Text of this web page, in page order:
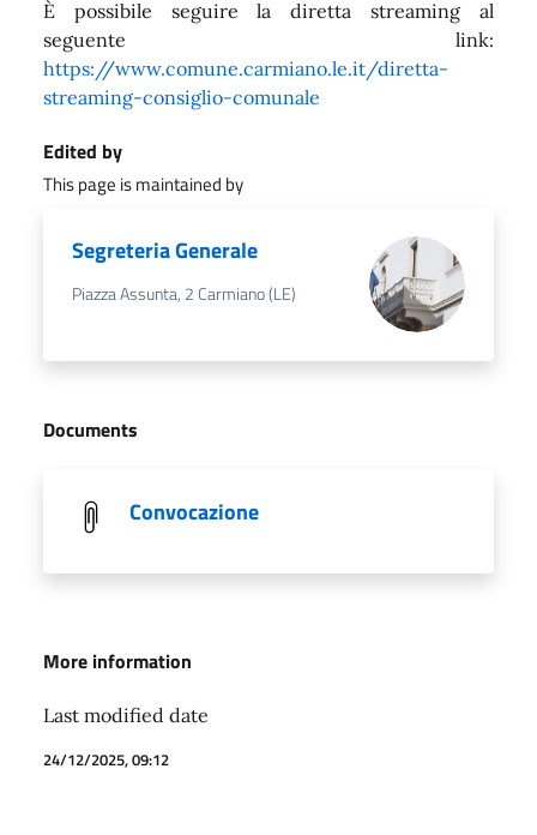
È possibile seguire la diretta streaming al
seguente link:
https://www.comune.carmiano.le.it/diretta-
streaming-consiglio-comunale
Edited by
This page is maintained by
Segreteria Generale
Piazza Assunta, 2 Carmiano (LE)
Documents
Convocazione
More information
Last modified date
24/12/2025, 09:12